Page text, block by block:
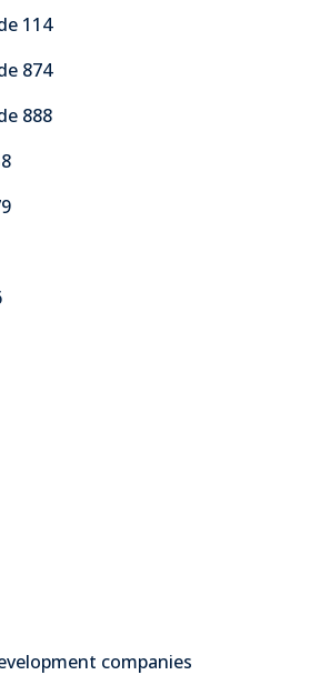
114
874
888
companies